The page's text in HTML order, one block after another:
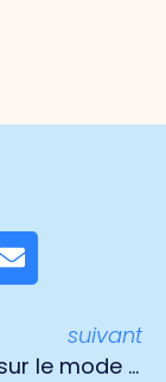
suivant
L'accord sur le mode de vie à Venlo contribue à un lieu de travail sain et à la cohésion sociale